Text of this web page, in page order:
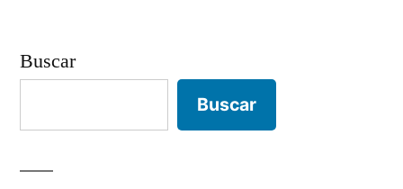
Buscar
Buscar